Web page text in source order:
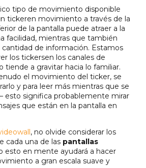
tipo de movimiento disponible
tickeren movimiento a través de la
de la pantalla puede atraer a la
facilidad, mientras que también
de información. Estamos
los tickersen los canales de
tiende a gravitar hacia lo familiar.
el movimiento del ticker, se
y para leer más mientras que se
esto significa probablemente mirar
que están en la pantalla en
, no olvide considerar los
cada una de las pantallas
esto en mente ayudará a hacer
a gran escala suave y